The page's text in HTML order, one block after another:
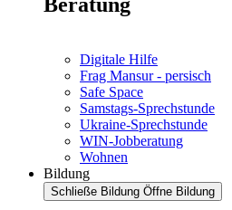
Digitale Hilfe
Frag Mansur - persisch
Safe Space
Samstags-Sprechstunde
Ukraine-Sprechstunde
WIN-Jobberatung
Wohnen
Bildung
Schließe Bildung Öffne Bildung